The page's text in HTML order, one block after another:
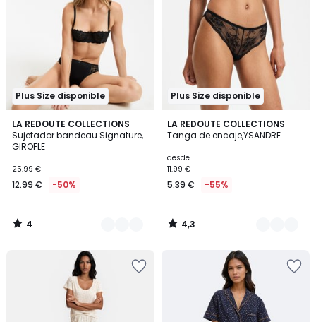
Plus Size disponible
LA REDOUTE COLLECTIONS
Sujetador bandeau Signature,
GIROFLE
25.99 €
12.99 € -50%
4
/
5
2
Colores
4
/
Plus Size disponible
LA REDOUTE COLLECTIONS
Tanga de encaje,YSANDRE
desde
11.99 €
5.39 € -55%
4,3
/ 5
3
Colores
4,3
/